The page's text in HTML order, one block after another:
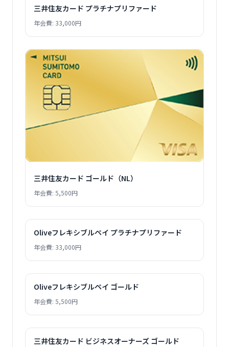
三井住友カード プラチナプリファード
年会費: 33,000円
三井住友カード ゴールド（NL）
年会費: 5,500円
Oliveフレキシブルペイ プラチナプリファード
年会費: 33,000円
Oliveフレキシブルペイ ゴールド
年会費: 5,500円
三井住友カード ビジネスオーナーズ ゴールド